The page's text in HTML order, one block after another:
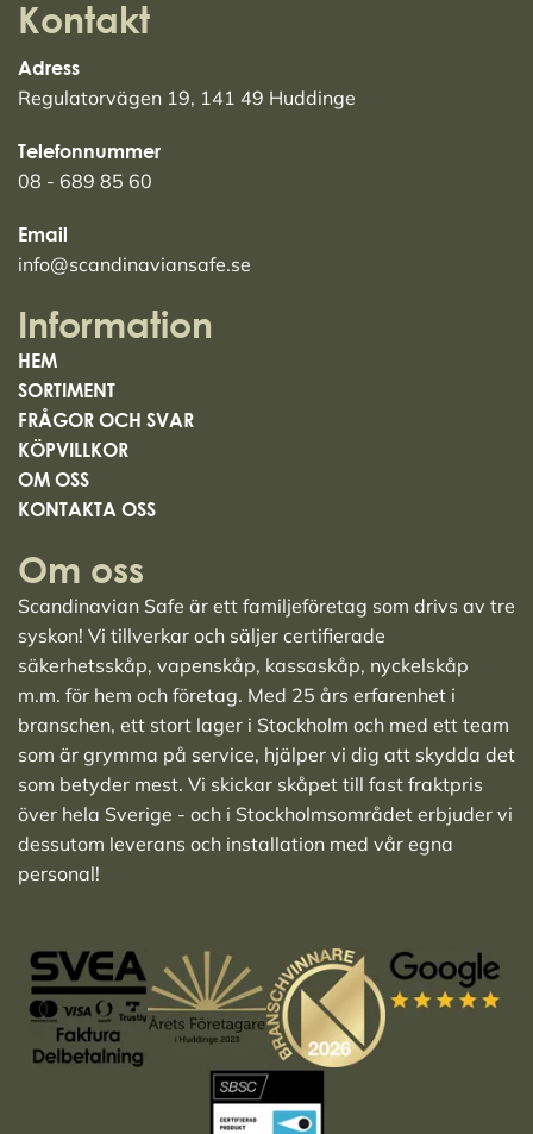
Kontakt
Adress
Regulatorvägen 19, 141 49 Huddinge
Telefonnummer
08 - 689 85 60
Email
info@scandinaviansafe.se
Information
HEM
SORTIMENT
FRÅGOR OCH SVAR
KÖPVILLKOR
OM OSS
KONTAKTA OSS
Om oss
Scandinavian Safe är ett familjeföretag som drivs av tre
syskon! Vi tillverkar och säljer certifierade
säkerhetsskåp, vapenskåp, kassaskåp, nyckelskåp
m.m. för hem och företag. Med 25 års erfarenhet i
branschen, ett stort lager i Stockholm och med ett team
som är grymma på service, hjälper vi dig att skydda det
som betyder mest. Vi skickar skåpet till fast fraktpris
över hela Sverige - och i Stockholmsområdet erbjuder vi
dessutom leverans och installation med vår egna
personal!